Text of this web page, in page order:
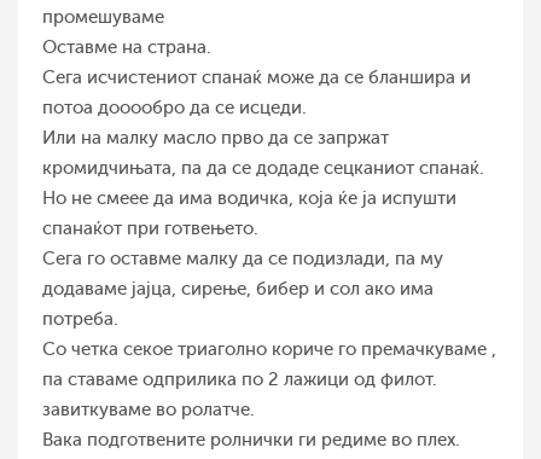
промешуваме
Оставме на страна.
Сега исчистениот спанаќ може да се бланшира и
потоа дооообро да се исцеди.
Или на малку масло прво да се запржат
кромидчињата, па да се додаде сецканиот спанаќ.
Но не смеее да има водичка, која ќе ја испушти
спанаќот при готвењето.
Сега го оставме малку да се подизлади, па му
додаваме јајца, сирење, бибер и сол ако има
потреба.
Со четка секое триаголно кориче го премачкуваме ,
па ставаме одприлика по 2 лажици од филот.
завиткуваме во ролатче.
Вака подготвените ролнички ги редиме во плех.